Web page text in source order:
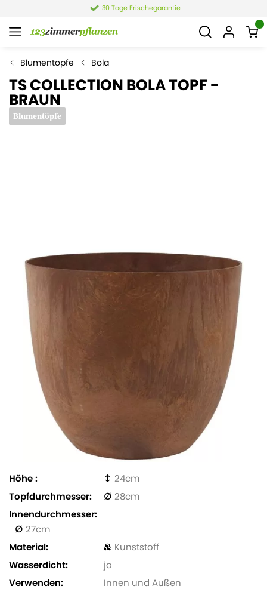
30 Tage Frischegarantie
Blumentöpfe Bola
TS COLLECTION BOLA TOPF -
BRAUN
Blumentöpfe
Höhe
24
Topfdurchmesser
28
Innendurchmesser
27
Material
Kunststoff
Wasserdicht
ja
Verwenden
Innen und Außen